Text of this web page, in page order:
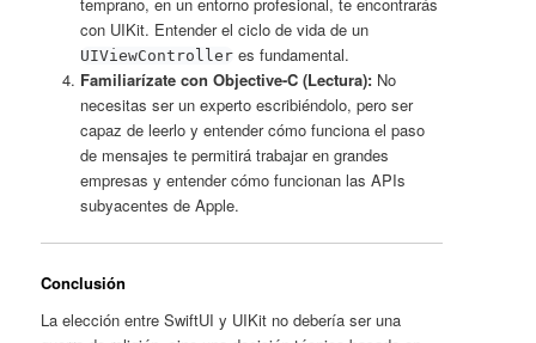
temprano, en un entorno profesional, te encontrarás
con UIKit. Entender el ciclo de vida de un
UIViewControlleres fundamental.
Familiarízate con Objective-C (Lectura):No
necesitas ser un experto escribiéndolo, pero ser
capaz de leerlo y entender cómo funciona el paso
de mensajes te permitirá trabajar en grandes
empresas y entender cómo funcionan las APIs
subyacentes de Apple.
Conclusión
La elección entre SwiftUI y UIKit no debería ser una